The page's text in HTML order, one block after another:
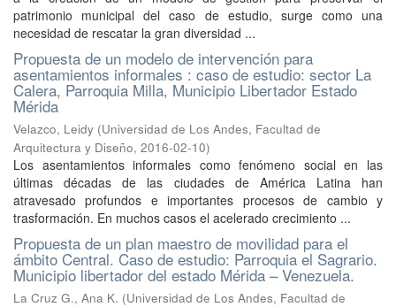
patrimonio municipal del caso de estudio, surge como una
necesidad de rescatar la gran diversidad ...
Propuesta de un modelo de intervención para
asentamientos informales : caso de estudio: sector La
Calera, Parroquia Milla, Municipio Libertador Estado
Mérida
Velazco, Leidy (Universidad de Los Andes, Facultad de
Arquitectura y Diseño, 2016-02-10)
Los asentamientos informales como fenómeno social en las
últimas décadas de las ciudades de América Latina han
atravesado profundos e importantes procesos de cambio y
trasformación. En muchos casos el acelerado crecimiento ...
Propuesta de un plan maestro de movilidad para el
ámbito Central. Caso de estudio: Parroquia el Sagrario.
Municipio libertador del estado Mérida – Venezuela.
La Cruz G., Ana K. (Universidad de Los Andes, Facultad de